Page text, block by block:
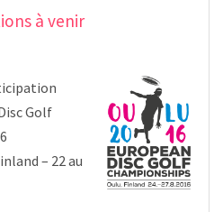
à venir
Golf
– 22 au